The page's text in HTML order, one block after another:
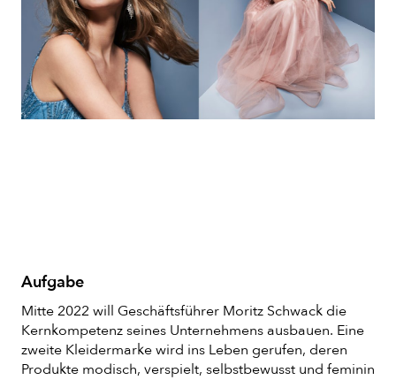
Aufgabe
Mitte 2022 will Geschäftsführer Moritz Schwack die
Kernkompetenz seines Unternehmens ausbauen. Eine
zweite Kleidermarke wird ins Leben gerufen, deren
Produkte modisch, verspielt, selbstbewusst und feminin